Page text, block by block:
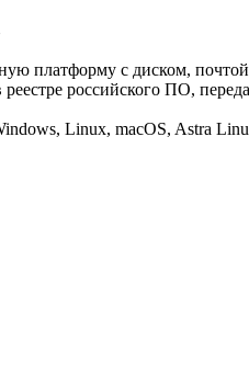
платформу с диском,
российского ПО,
Linux, macOS, Astra